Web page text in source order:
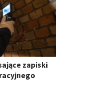
zapiski